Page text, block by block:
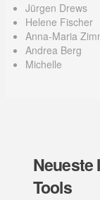
Jürgen Drews
Helene Fischer
Anna-Maria
Andrea Berg
Michelle
Neueste
Tools